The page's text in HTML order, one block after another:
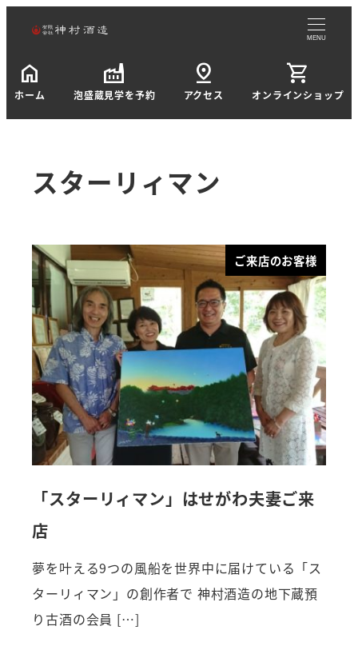
home
ホーム
factory
泡盛蔵見学を予約
pin_drop
アクセス
shopping_cart
オンラインショップ
MENU
スターリィマン
ご来店のお客様
「スターリィマン」はせがわ夫妻ご来
店
夢を叶える9つの風船を世界中に届けている「ス
ターリィマン」の創作者で 神村酒造の地下蔵預
り古酒の会員 […]